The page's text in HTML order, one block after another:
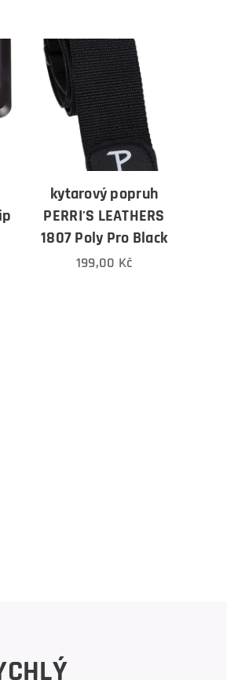
kytarový popruh
PERRI'S LEATHERS
1807 Poly Pro Black
199,00 Kč